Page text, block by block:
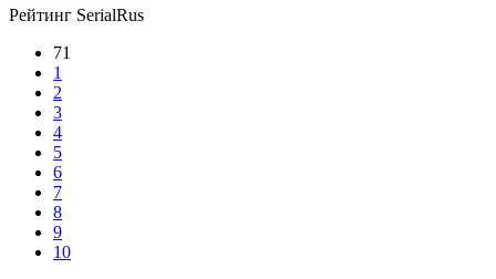
Рейтинг SerialRus
71
1
2
3
4
5
6
7
8
9
10